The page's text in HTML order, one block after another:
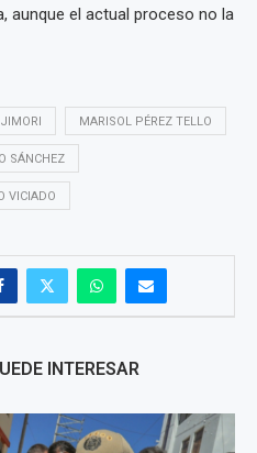
aunque el actual proceso no la
MARISOL PÉREZ TELLO
SÁNCHEZ
VICIADO
INTERESAR